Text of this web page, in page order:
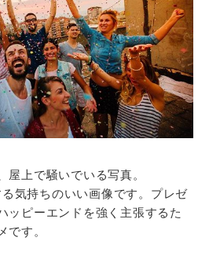
屋上で騒いでいる写真。
る気持ちのいい画像です。プレゼ
ッピーエンドを強く主張するた
です。